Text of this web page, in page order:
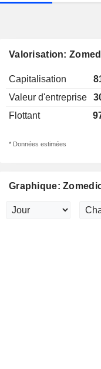
Valorisation:
Capitalisation
Valeur d'entreprise
Flottant
* Données estimées
Graphique: